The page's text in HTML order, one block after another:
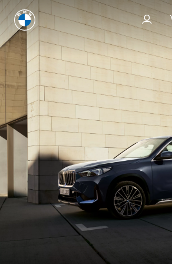
Configurator și preț